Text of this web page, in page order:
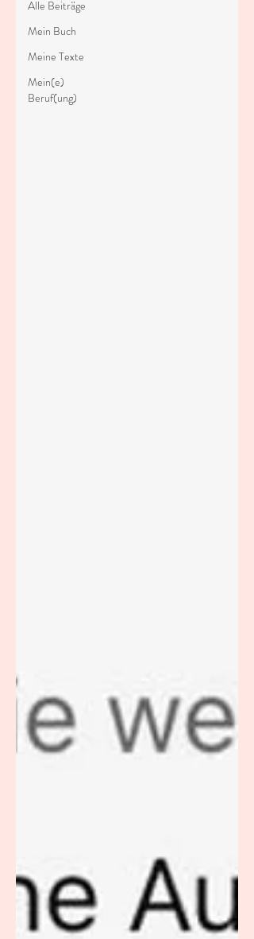
Alle Beiträge
Mein Buch
Meine Texte
Mein(e)
Beruf(ung)